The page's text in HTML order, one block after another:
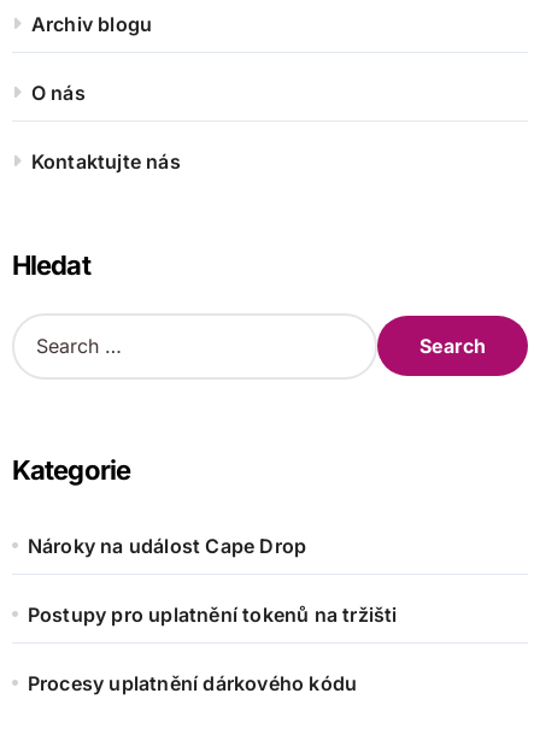
Archiv blogu
O nás
Kontaktujte nás
Hledat
S
e
h
f
r
Kategorie
Nároky na událost Cape Drop
Postupy pro uplatnění tokenů na tržišti
Procesy uplatnění dárkového kódu